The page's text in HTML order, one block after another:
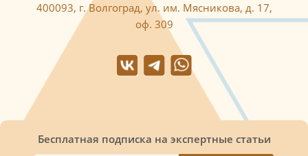
400093, г. Волгоград, ул. им. Мясникова, д. 17,
оф. 309
Бесплатная подписка на экспертные статьи